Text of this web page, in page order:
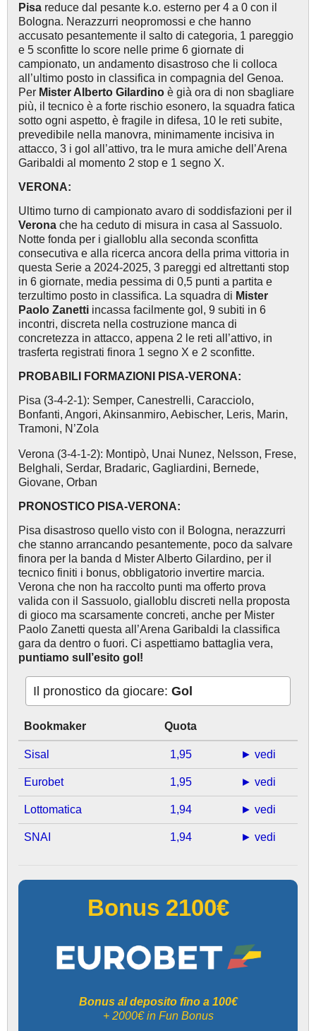
Pisa reduce dal pesante k.o. esterno per 4 a 0 con il
Bologna. Nerazzurri neopromossi e che hanno
accusato pesantemente il salto di categoria, 1 pareggio
e 5 sconfitte lo score nelle prime 6 giornate di
campionato, un andamento disastroso che li colloca
all’ultimo posto in classifica in compagnia del Genoa.
Per Mister Alberto Gilardino è già ora di non sbagliare
più, il tecnico è a forte rischio esonero, la squadra fatica
sotto ogni aspetto, è fragile in difesa, 10 le reti subite,
prevedibile nella manovra, minimamente incisiva in
attacco, 3 i gol all’attivo, tra le mura amiche dell’Arena
Garibaldi al momento 2 stop e 1 segno X.
VERONA:
Ultimo turno di campionato avaro di soddisfazioni per il
Verona che ha ceduto di misura in casa al Sassuolo.
Notte fonda per i gialloblu alla seconda sconfitta
consecutiva e alla ricerca ancora della prima vittoria in
questa Serie a 2024-2025, 3 pareggi ed altrettanti stop
in 6 giornate, media pessima di 0,5 punti a partita e
terzultimo posto in classifica. La squadra di Mister
Paolo Zanetti incassa facilmente gol, 9 subiti in 6
incontri, discreta nella costruzione manca di
concretezza in attacco, appena 2 le reti all’attivo, in
trasferta registrati finora 1 segno X e 2 sconfitte.
PROBABILI FORMAZIONI PISA-VERONA:
Pisa (3-4-2-1): Semper, Canestrelli, Caracciolo,
Bonfanti, Angori, Akinsanmiro, Aebischer, Leris, Marin,
Tramoni, N’Zola
Verona (3-4-1-2): Montipò, Unai Nunez, Nelsson, Frese,
Belghali, Serdar, Bradaric, Gagliardini, Bernede,
Giovane, Orban
PRONOSTICO PISA-VERONA:
Pisa disastroso quello visto con il Bologna, nerazzurri
che stanno arrancando pesantemente, poco da salvare
finora per la banda d Mister Alberto Gilardino, per il
tecnico finiti i bonus, obbligatorio invertire marcia.
Verona che non ha raccolto punti ma offerto prova
valida con il Sassuolo, gialloblu discreti nella proposta
di gioco ma scarsamente concreti, anche per Mister
Paolo Zanetti questa all’Arena Garibaldi la classifica
gara da dentro o fuori. Ci aspettiamo battaglia vera,
puntiamo sull’esito gol!
Il pronostico da giocare: Gol
Bookmaker Quota
Sisal 1,95 ► vedi
Eurobet 1,95 ► vedi
Lottomatica 1,94 ► vedi
SNAI 1,94 ► vedi
Bonus 2100€
Bonus al deposito fino a 100€
+ 2000€ in Fun Bonus